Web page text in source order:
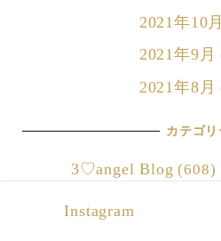
2021年10月
2021年9月
2021年8月
カテゴリ
3♡angel Blog (608)
Instagram